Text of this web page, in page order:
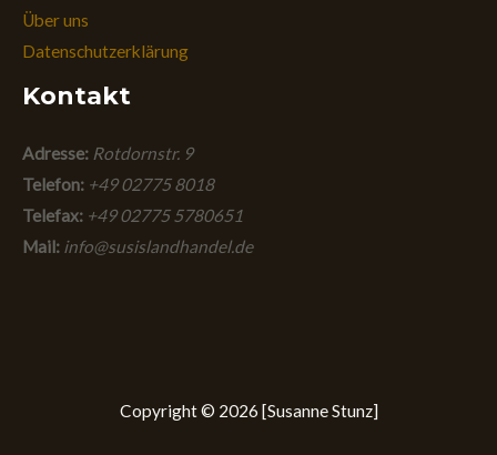
Über uns
Datenschutzerklärung
Kontakt
Adresse: Rotdornstr. 9
Telefon: +49 02775 8018
Telefax: +49 02775 5780651
Mail: info@susislandhandel.de
Copyright © 2026 [Susanne Stunz]